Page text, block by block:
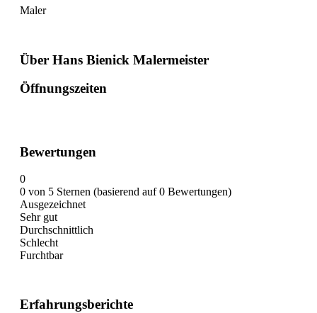
Maler
Über Hans Bienick Malermeister
Öffnungszeiten
Bewertungen
0
0 von 5 Sternen (basierend auf 0 Bewertungen)
Ausgezeichnet
Sehr gut
Durchschnittlich
Schlecht
Furchtbar
Erfahrungsberichte